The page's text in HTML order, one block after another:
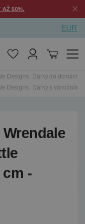
AŽ 50%. ×
EUR
Designs
Dárky do
Designs Dárky s vánočním
-